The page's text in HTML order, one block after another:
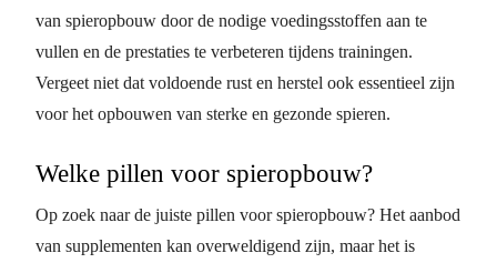
van spieropbouw door de nodige voedingsstoffen aan te
vullen en de prestaties te verbeteren tijdens trainingen.
Vergeet niet dat voldoende rust en herstel ook essentieel zijn
voor het opbouwen van sterke en gezonde spieren.
Welke pillen voor spieropbouw?
Op zoek naar de juiste pillen voor spieropbouw? Het aanbod
van supplementen kan overweldigend zijn, maar het is